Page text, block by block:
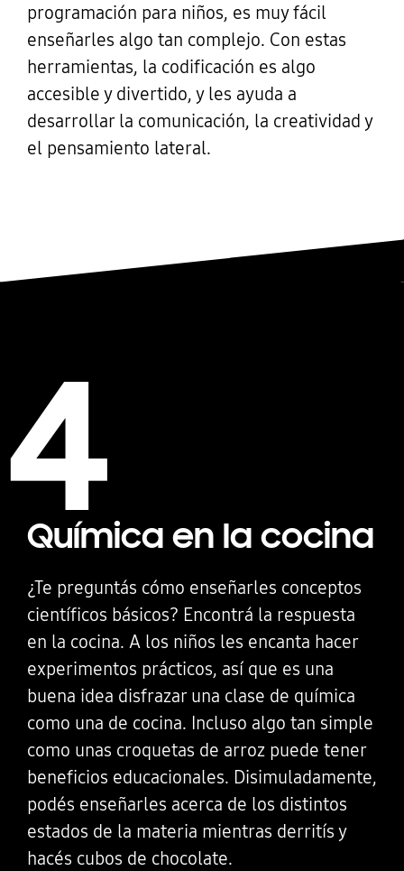
programación para niños, es muy fácil
enseñarles algo tan complejo. Con estas
herramientas, la codificación es algo
accesible y divertido, y les ayuda a
desarrollar la comunicación, la creatividad y
el pensamiento lateral.
4
Química en la cocina
¿Te preguntás cómo enseñarles conceptos
científicos básicos? Encontrá la respuesta
en la cocina. A los niños les encanta hacer
experimentos prácticos, así que es una
buena idea disfrazar una clase de química
como una de cocina. Incluso algo tan simple
como unas croquetas de arroz puede tener
beneficios educacionales. Disimuladamente,
podés enseñarles acerca de los distintos
estados de la materia mientras derritís y
hacés cubos de chocolate.